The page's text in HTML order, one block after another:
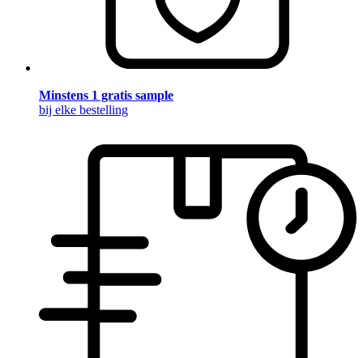
Minstens 1 gratis sample
bij elke bestelling